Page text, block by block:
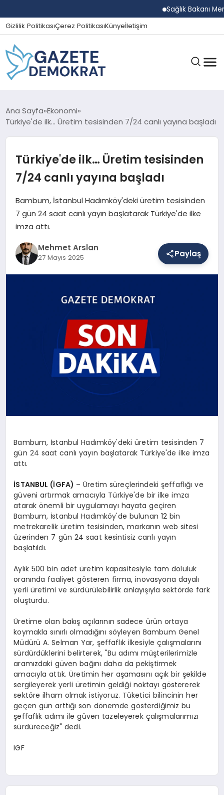
Sağlık Bakanı
Gizlilik PolitikasıÇerez PolitikasıKünyeİletişim
GÜNDEM
SPOR
MAGAZIN
SAĞLIK
Ana Sayfa Ekonomi
Türkiye'de ilk… Üretim tesisinden 7/24 canlı yayına başladı
Türkiye'de ilk… Üretim tesisinden
7/24 canlı yayına başladı
Bambum, İstanbul Hadımköy'deki üretim tesisinden
7 gün 24 saat canlı yayın başlatarak Türkiye'de ilke
imza attı.
Mehmet Arslan
27 Mayıs 2025 Paylaş
Bambum, İstanbul Hadımköy'deki üretim tesisinden 7
gün 24 saat canlı yayın başlatarak Türkiye'de ilke imza
attı.
İSTANBUL (İGFA) – Üretim süreçlerindeki şeffaflığı ve
güveni artırmak amacıyla Türkiye'de bir ilke imza
atarak önemli bir uygulamayı hayata geçiren
Bambum, İstanbul Hadımköy'de bulunan 12 bin
metrekarelik üretim tesisinden, markanın web sitesi
üzerinden 7 gün 24 saat kesintisiz canlı yayın
başlatıldı.
Aylık 500 bin adet üretim kapasitesiyle tam doluluk
oranında faaliyet gösteren firma, inovasyona dayalı
yerli üretimi ve sürdürülebilirlik anlayışıyla sektörde fark
oluşturdu.
Üretime olan bakış açılarının sadece ürün ortaya
koymakla sınırlı olmadığını söyleyen Bambum Genel
Müdürü A. Selman Yar, şeffaflık ilkesiyle çalışmalarını
sürdürdüklerini belirterek, "Bu adımı müşterilerimizle
aramızdaki güven bağını daha da pekiştirmek
amacıyla attık. Üretimin her aşamasını açık bir şekilde
sergileyerek yerli üretimin geldiği noktayı göstererek
sektöre ilham olmak istiyoruz. Tüketici bilincinin her
geçen gün arttığı son dönemde gösterdiğimiz bu
şeffaflık adımı ile güven tazeleyerek çalışmalarımızı
sürdüreceğiz" dedi.
IGF